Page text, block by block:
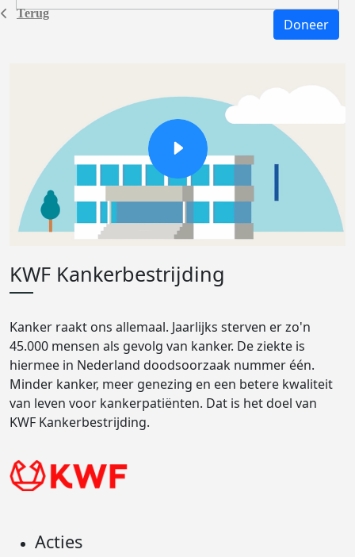
Terug
Doneer
KWF Kankerbestrijding
Kanker raakt ons allemaal. Jaarlijks sterven er zo'n
45.000 mensen als gevolg van kanker. De ziekte is
hiermee in Nederland doodsoorzaak nummer één.
Minder kanker, meer genezing en een betere kwaliteit
van leven voor kankerpatiënten. Dat is het doel van
KWF Kankerbestrijding.
Acties